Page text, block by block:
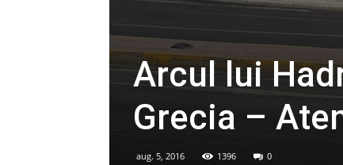
Arcul lui
Grecia –
aug. 5, 2016 1396 0